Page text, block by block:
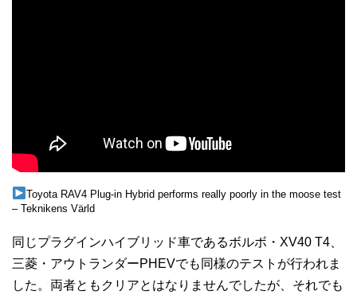
Toyota RAV4 Plug-in Hybrid performs really poorly in the moose test
– Teknikens Värld
同じプラグインハイブリッド車であるボルボ・XV40 T4、
三菱・アウトランダーPHEVでも同様のテストが行われま
した。両者ともクリアとはなりませんでしたが、それでも